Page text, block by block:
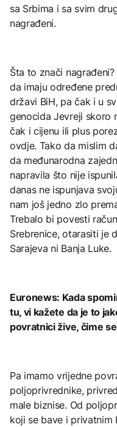
sa Srbima i sa svim
nagrađeni.
Šta to znači
da imaju određene
državi BiH, pa čak i u
genocida Jevreji skoro
čak i cijenu ili plus
ovdje. Tako da mislim
da međunarodna
napravila što nije
danas ne ispunjava
nam još jedno zlo
Trebalo bi povesti
Srebrenice, otarasiti je
Sarajeva ni Banja Luke.
Euronews: Kada
tu, vi kažete da je to
povratnici žive, čime
Pa imamo vrijedne
poljoprivrednike,
male biznise. Od
koji se bave i privatnim